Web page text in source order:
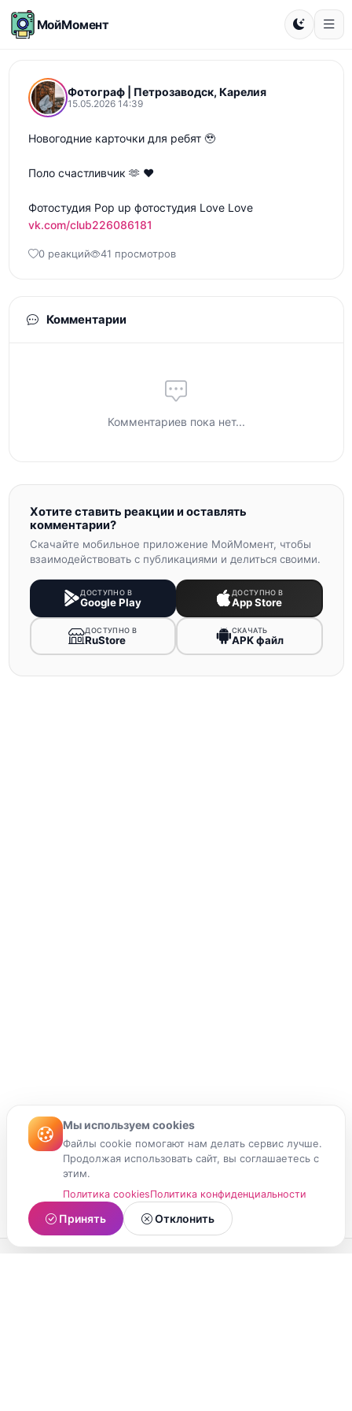
МойМомент
Фотограф | Петрозаводск, Карелия
15.05.2026 14:39
Новогодние карточки для ребят 🥹
Поло счастливчик 🫶 ❤️
Фотостудия Pop up фотостудия Love Love
vk.com/club226086181
0 реакций 41 просмотров
Комментарии
Комментариев пока нет...
Хотите ставить реакции и оставлять
комментарии?
Скачайте мобильное приложение МойМомент, чтобы
взаимодействовать с публикациями и делиться своими.
ДОСТУПНО В
Google Play
ДОСТУПНО В
App Store
ДОСТУПНО В
RuStore
СКАЧАТЬ
APK файл
Мы используем cookies
Файлы cookie помогают нам делать сервис лучше.
Продолжая использовать сайт, вы соглашаетесь с
этим.
Политика cookiesПолитика конфиденциальности
Принять Отклонить